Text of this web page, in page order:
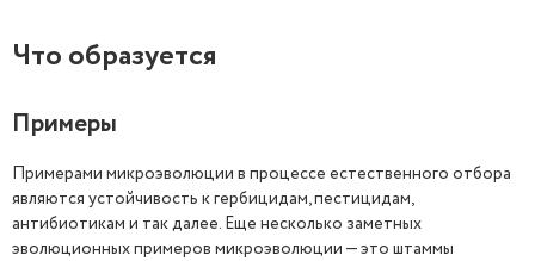
Что образуется
Примеры
Примерами микроэволюции в процессе естественного отбора
являются устойчивость к гербицидам, пестицидам,
антибиотикам и так далее. Еще несколько заметных
эволюционных примеров микроэволюции — это штаммы